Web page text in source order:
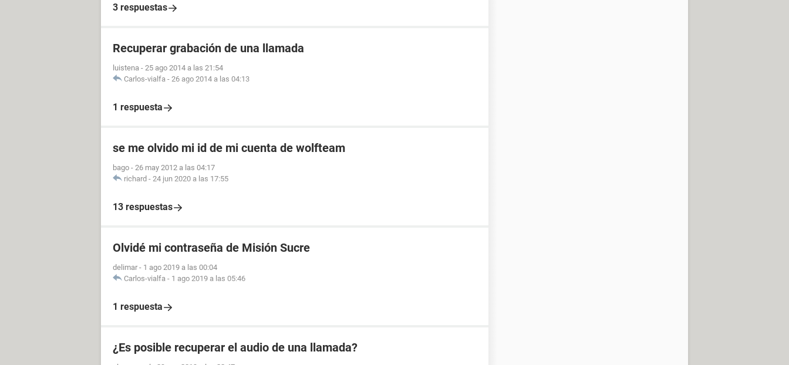
3 respuestas
Recuperar grabación de una llamada
luistena - 25 ago 2014 a las 21:54
Carlos-vialfa - 26 ago 2014 a las 04:13
1 respuesta
se me olvido mi id de mi cuenta de wolfteam
bago - 26 may 2012 a las 04:17
richard - 24 jun 2020 a las 17:55
13 respuestas
Olvidé mi contraseña de Misión Sucre
delimar - 1 ago 2019 a las 00:04
Carlos-vialfa - 1 ago 2019 a las 05:46
1 respuesta
¿Es posible recuperar el audio de una llamada?